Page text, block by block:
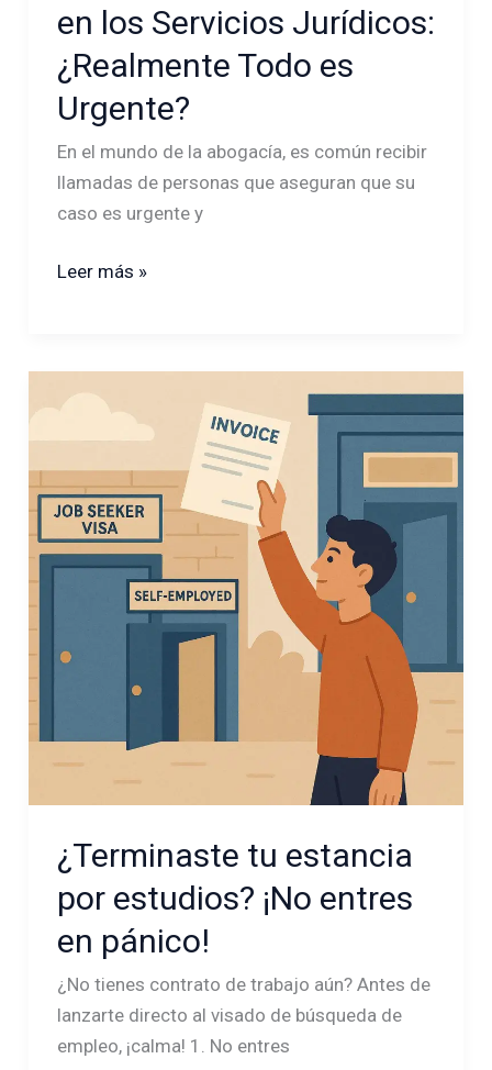
en los Servicios Jurídicos:
¿Realmente Todo es
Urgente?
En el mundo de la abogacía, es común recibir
llamadas de personas que aseguran que su
caso es urgente y
Leer más »
¿Terminaste tu estancia
por estudios? ¡No entres
en pánico!
¿No tienes contrato de trabajo aún? Antes de
lanzarte directo al visado de búsqueda de
empleo, ¡calma! 1. No entres
estancia
por
estudios?
¡No
entres